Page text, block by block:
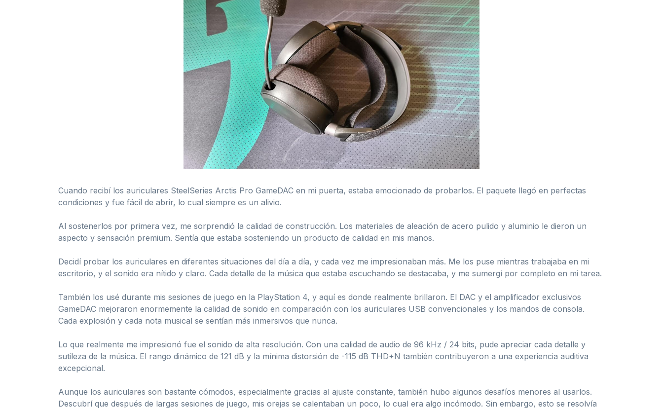
Cuando recibí los auriculares SteelSeries Arctis Pro GameDAC en mi puerta, estaba emocionado de probarlos. El paquete llegó en perfectas
condiciones y fue fácil de abrir, lo cual siempre es un alivio.
Al sostenerlos por primera vez, me sorprendió la calidad de construcción. Los materiales de aleación de acero pulido y aluminio le dieron un
aspecto y sensación premium. Sentía que estaba sosteniendo un producto de calidad en mis manos.
Decidí probar los auriculares en diferentes situaciones del día a día, y cada vez me impresionaban más. Me los puse mientras trabajaba en mi
escritorio, y el sonido era nítido y claro. Cada detalle de la música que estaba escuchando se destacaba, y me sumergí por completo en mi tarea.
También los usé durante mis sesiones de juego en la PlayStation 4, y aquí es donde realmente brillaron. El DAC y el amplificador exclusivos
GameDAC mejoraron enormemente la calidad de sonido en comparación con los auriculares USB convencionales y los mandos de consola.
Cada explosión y cada nota musical se sentían más inmersivos que nunca.
Lo que realmente me impresionó fue el sonido de alta resolución. Con una calidad de audio de 96 kHz / 24 bits, pude apreciar cada detalle y
sutileza de la música. El rango dinámico de 121 dB y la mínima distorsión de -115 dB THD+N también contribuyeron a una experiencia auditiva
excepcional.
Aunque los auriculares son bastante cómodos, especialmente gracias al ajuste constante, también hubo algunos desafíos menores al usarlos.
Descubrí que después de largas sesiones de juego, mis orejas se calentaban un poco, lo cual era algo incómodo. Sin embargo, esto se resolvía